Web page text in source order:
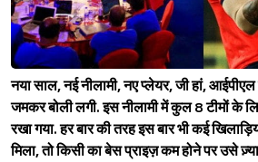
नया साल, नई नीलामी, नए प्लेयर, जी हां, आईपीएल
जमकर बोली लगी. इस नीलामी में कुल 8 टीमों के
रखा गया. हर बार की तरह इस बार भी कई
मिला, तो किसी का बेस प्राइज़ कम होने पर उसे